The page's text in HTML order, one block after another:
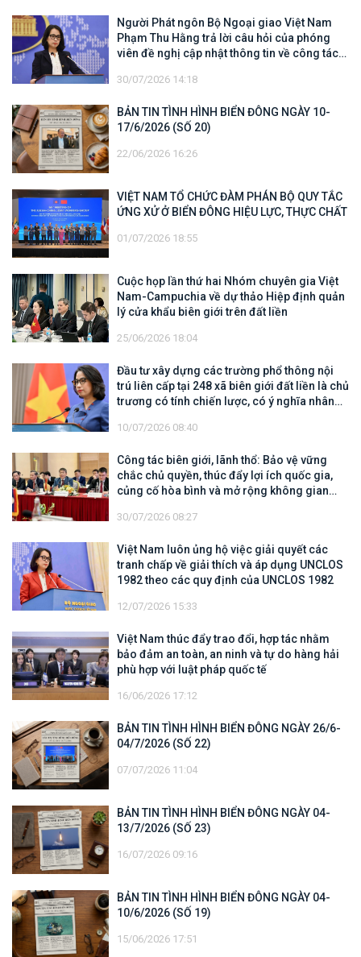
Người Phát ngôn Bộ Ngoại giao Việt Nam
Phạm Thu Hằng trả lời câu hỏi của phóng
viên đề nghị cập nhật thông tin về công tác
trên tàu Khôi Nguyên 18
30/07/2026 14:18
BẢN TIN TÌNH HÌNH BIỂN ĐÔNG NGÀY 10-
17/6/2026 (SỐ 20)
22/06/2026 16:26
VIỆT NAM TỔ CHỨC ĐÀM PHÁN BỘ QUY TẮC
ỨNG XỬ Ở BIỂN ĐÔNG HIỆU LỰC, THỰC CHẤT
01/07/2026 18:55
Cuộc họp lần thứ hai Nhóm chuyên gia Việt
Nam-Campuchia về dự thảo Hiệp định quản
lý cửa khẩu biên giới trên đất liền
25/06/2026 18:04
Đầu tư xây dựng các trường phổ thông nội
trú liên cấp tại 248 xã biên giới đất liền là chủ
trương có tính chiến lược, có ý nghĩa nhân
10/07/2026 08:40
Công tác biên giới, lãnh thổ: Bảo vệ vững
chắc chủ quyền, thúc đẩy lợi ích quốc gia,
củng cố hòa bình và mở rộng không gian
30/07/2026 08:27
Việt Nam luôn ủng hộ việc giải quyết các
tranh chấp về giải thích và áp dụng UNCLOS
1982 theo các quy định của UNCLOS 1982
12/07/2026 15:33
Việt Nam thúc đẩy trao đổi, hợp tác nhằm
bảo đảm an toàn, an ninh và tự do hàng hải
phù hợp với luật pháp quốc tế
16/06/2026 17:12
BẢN TIN TÌNH HÌNH BIỂN ĐÔNG NGÀY 26/6-
04/7/2026 (SỐ 22)
07/07/2026 11:04
BẢN TIN TÌNH HÌNH BIỂN ĐÔNG NGÀY 04-
13/7/2026 (SỐ 23)
16/07/2026 09:16
BẢN TIN TÌNH HÌNH BIỂN ĐÔNG NGÀY 04-
10/6/2026 (SỐ 19)
15/06/2026 17:51